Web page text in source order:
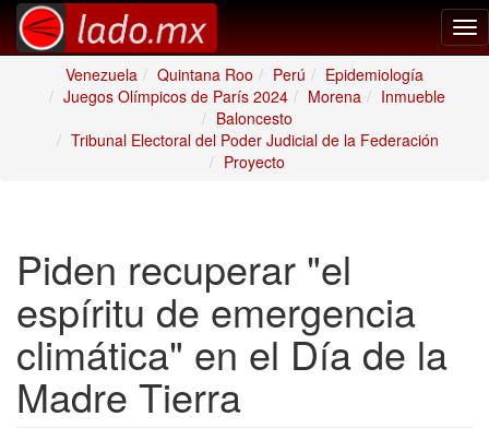
Venezuela
Quintana Roo Perú
Epidemiología
Juegos Olímpicos de París 2024
Morena
Inmueble
Baloncesto
Tribunal Electoral del Poder Judicial de la Federación
Proyecto
Piden recuperar "el
espíritu de emergencia
climática" en el Día de la
Madre Tierra